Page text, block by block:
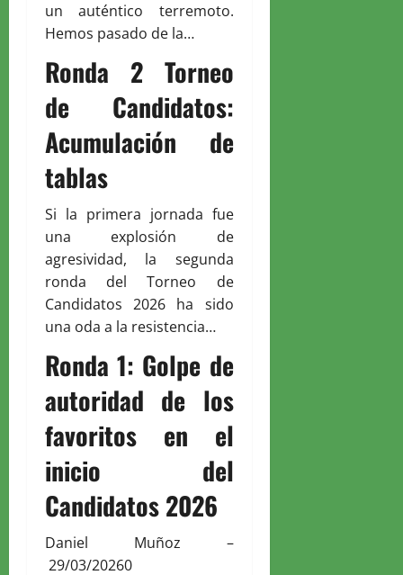
un auténtico terremoto.
Hemos pasado de la…
Ronda 2 Torneo
de Candidatos:
Acumulación de
tablas
Si la primera jornada fue
una explosión de
agresividad, la segunda
ronda del Torneo de
Candidatos 2026 ha sido
una oda a la resistencia…
Ronda 1: Golpe de
autoridad de los
favoritos en el
inicio del
Candidatos 2026
Daniel Muñoz –
29/03/20260